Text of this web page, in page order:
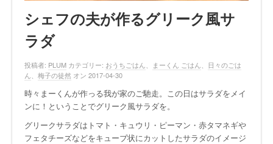
シェフの夫が作るグリーク風サ
ラダ
投稿者: PLUM カテゴリー: おうちごはん まーくん ごはん
日々のごは
ん
梅子の徒然 オン 2017-04-30
時々まーくんが作っる我が家のご馳走。この日はサラダをメイ
ンに！ということでグリーク風サラダを。
グリークサラダはトマト・キュウリ・ピーマン・赤タマネギや
フェタチーズなどをキューブ状にカットしたサラダのイメージ